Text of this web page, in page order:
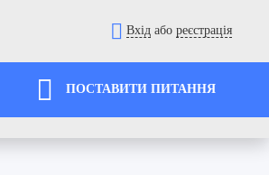
Вхід або реєстрація
ПОСТАВИТИ ПИТАННЯ